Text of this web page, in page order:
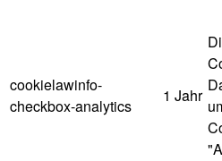
cookielawinfo-
checkbox-analytics
1 Jahr